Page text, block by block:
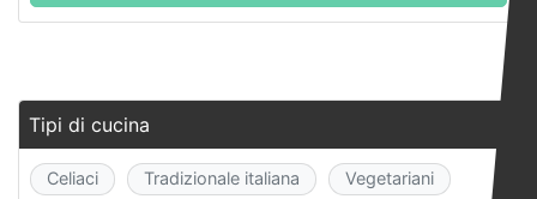
Tipi di cucina
Celiaci Tradizionale italiana Vegetariani